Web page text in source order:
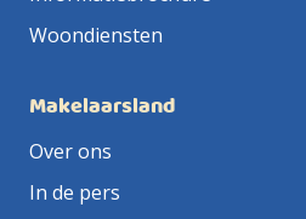
Woondiensten
Makelaarsland
Over ons
In de pers